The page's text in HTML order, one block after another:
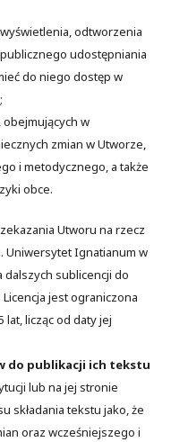
odtworzenia
udostępniania
do niego dostęp w
w
zmian w Utworze,
i metodycznego, a także
obce.
Utworu na rzecz
Uniwersytet Ignatianum w
sublicencji do
jest ograniczona
licząc od daty jej
do publikacji ich tekstu
lub na jej stronie
składania tekstu jako, że
oraz wcześniejszego i